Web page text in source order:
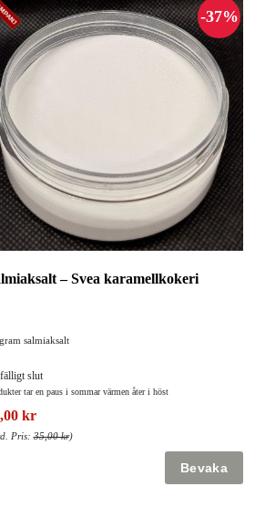
– Svea karamellkokeri
salmiaksalt
slut
tar en paus i sommar värmen åter i höst
kr
Pris:35,00 kr)